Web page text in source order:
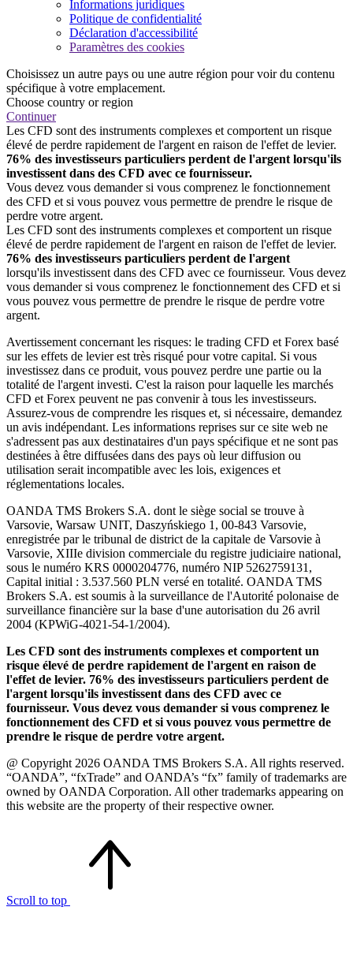
Informations juridiques
Politique de confidentialité
Déclaration d'accessibilité
Paramètres des cookies
Choisissez un autre pays ou une autre région pour voir du contenu
spécifique à votre emplacement.
Choose country or region
Continuer
Les CFD sont des instruments complexes et comportent un risque
élevé de perdre rapidement de l'argent en raison de l'effet de levier.
76% des investisseurs particuliers perdent de l'argent lorsqu'ils
investissent dans des CFD avec ce fournisseur.
Vous devez vous demander si vous comprenez le fonctionnement
des CFD et si vous pouvez vous permettre de prendre le risque de
perdre votre argent.
Les CFD sont des instruments complexes et comportent un risque
élevé de perdre rapidement de l'argent en raison de l'effet de levier.
76% des investisseurs particuliers perdent de l'argent
lorsqu'ils investissent dans des CFD avec ce fournisseur. Vous devez
vous demander si vous comprenez le fonctionnement des CFD et si
vous pouvez vous permettre de prendre le risque de perdre votre
argent.
Avertissement concernant les risques: le trading CFD et Forex basé
sur les effets de levier est très risqué pour votre capital. Si vous
investissez dans ce produit, vous pouvez perdre une partie ou la
totalité de l'argent investi. C'est la raison pour laquelle les marchés
CFD et Forex peuvent ne pas convenir à tous les investisseurs.
Assurez-vous de comprendre les risques et, si nécessaire, demandez
un avis indépendant. Les informations reprises sur ce site web ne
s'adressent pas aux destinataires d'un pays spécifique et ne sont pas
destinées à être diffusées dans des pays où leur diffusion ou
utilisation serait incompatible avec les lois, exigences et
réglementations locales.
OANDA TMS Brokers S.A. dont le siège social se trouve à
Varsovie, Warsaw UNIT, Daszyńskiego 1, 00-843 Varsovie,
enregistrée par le tribunal de district de la capitale de Varsovie à
Varsovie, XIIIe division commerciale du registre judiciaire national,
sous le numéro KRS 0000204776, numéro NIP 5262759131,
Capital initial : 3.537.560 PLN versé en totalité. OANDA TMS
Brokers S.A. est soumis à la surveillance de l'Autorité polonaise de
surveillance financière sur la base d'une autorisation du 26 avril
2004 (KPWiG-4021-54-1/2004).
Les CFD sont des instruments complexes et comportent un
risque élevé de perdre rapidement de l'argent en raison de
l'effet de levier. 76% des investisseurs particuliers perdent de
l'argent lorsqu'ils investissent dans des CFD avec ce
fournisseur. Vous devez vous demander si vous comprenez le
fonctionnement des CFD et si vous pouvez vous permettre de
prendre le risque de perdre votre argent.
@ Copyright 2026 OANDA TMS Brokers S.A. All rights reserved.
“OANDA”, “fxTrade” and OANDA’s “fx” family of trademarks are
owned by OANDA Corporation. All other trademarks appearing on
this website are the property of their respective owner.
Scroll to top